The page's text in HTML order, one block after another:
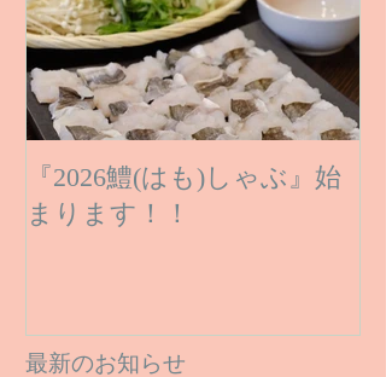
『2026鱧(はも)しゃぶ』始
まります！！
最新のお知らせ